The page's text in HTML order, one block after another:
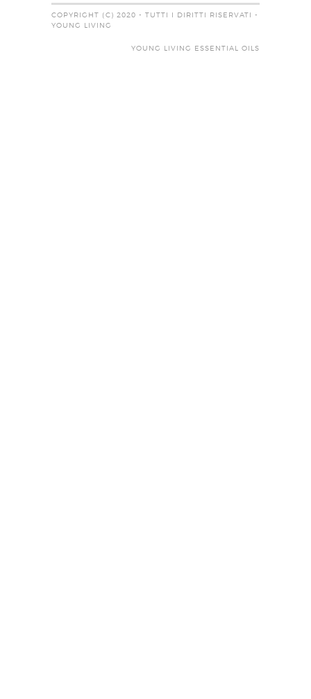
COPYRIGHT (C) 2020 - TUTTI I DIRITTI RISERVATI -
YOUNG LIVING
YOUNG LIVING ESSENTIAL OILS